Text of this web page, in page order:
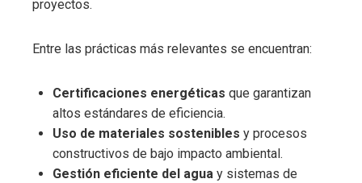
proyectos.
Entre las prácticas más relevantes se encuentran:
Certificaciones energéticas que garantizan
altos estándares de eficiencia.
Uso de materiales sostenibles y procesos
constructivos de bajo impacto ambiental.
Gestión eficiente del agua y sistemas de